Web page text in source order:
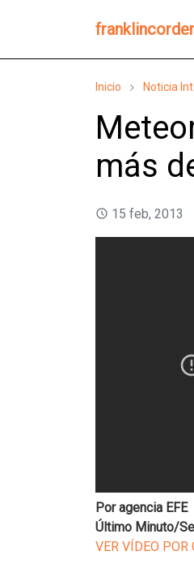
Inicio Noticia
más
15 feb, 2013
Por agencia EFE
Último Minuto/
VER VÍDEO POR